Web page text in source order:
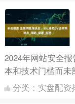
2024年网站安全
本和技术门槛而未
为现代网站的标配
分类： 实盘配资